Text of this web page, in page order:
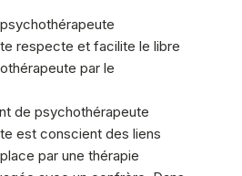
respecte et facilite le libre
par le
de psychothérapeute
est conscient des liens
par une thérapie